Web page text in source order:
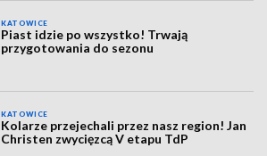
KATOWICE
Piast idzie po wszystko! Trwają
przygotowania do sezonu
KATOWICE
Kolarze przejechali przez nasz region! Jan
Christen zwycięzcą V etapu TdP